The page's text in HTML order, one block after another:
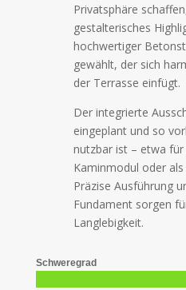
Privatsphäre
gestalterisches
hochwertiger
gewählt, der sich
der Terrasse einfügt.
Der integrierte
eingeplant und so
nutzbar ist – etwa
Kaminmodul oder
Präzise Ausführung
Fundament sorgen
Langlebigkeit.
Schweregrad